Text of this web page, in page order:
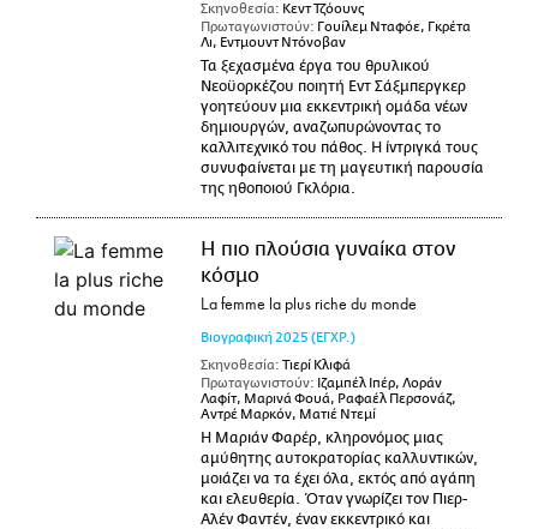
Σκηνοθεσία: Κεντ Τζόουνς
Πρωταγωνιστούν: Γουίλεμ Νταφόε, Γκρέτα
Λι, Εντμουντ Ντόνοβαν
Τα ξεχασμένα έργα του θρυλικού
Νεοϋορκέζου ποιητή Εντ Σάξμπεργκερ
γοητεύουν μια εκκεντρική ομάδα νέων
δημιουργών, αναζωπυρώνοντας το
καλλιτεχνικό του πάθος. Η ίντριγκά τους
συνυφαίνεται με τη μαγευτική παρουσία
της ηθοποιού Γκλόρια.
Η πιο πλούσια γυναίκα στον
κόσμο
La femme la plus riche du monde
Βιογραφική 2025 (ΕΓΧΡ.)
Σκηνοθεσία: Τιερί Κλιφά
Πρωταγωνιστούν: Ιζαμπέλ Ιπέρ, Λοράν
Λαφίτ, Μαρινά Φουά, Ραφαέλ Περσονάζ,
Αντρέ Μαρκόν, Ματιέ Ντεμί
Η Μαριάν Φαρέρ, κληρονόμος μιας
αμύθητης αυτοκρατορίας καλλυντικών,
μοιάζει να τα έχει όλα, εκτός από αγάπη
και ελευθερία. Όταν γνωρίζει τον Πιερ-
Αλέν Φαντέν, έναν εκκεντρικό και